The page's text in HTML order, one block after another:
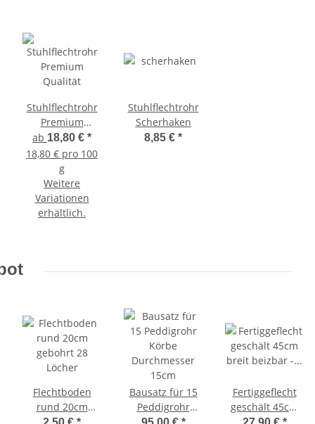
Stuhlflechtrohr
Premium
Qualität
ab 18,80 € *
18,80 € pro 100
g
Weitere
Variationen
erhältlich.
Stuhlflechtrohr
Scherhaken
8,85 € *
Flechtboden
rund 20cm
Bausatz für 15
Peddigrohr
Fertiggeflecht
geschält 45cm